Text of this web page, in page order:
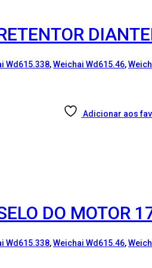
Wd615.338,Weichai Wd615.46,
Adicionar aos
DO MOTOR
Wd615.338,Weichai Wd615.46,